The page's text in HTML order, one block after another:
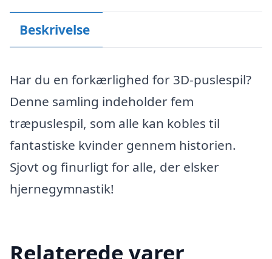
Beskrivelse
Har du en forkærlighed for 3D-puslespil?
Denne samling indeholder fem
træpuslespil, som alle kan kobles til
fantastiske kvinder gennem historien.
Sjovt og finurligt for alle, der elsker
hjernegymnastik!
Relaterede varer